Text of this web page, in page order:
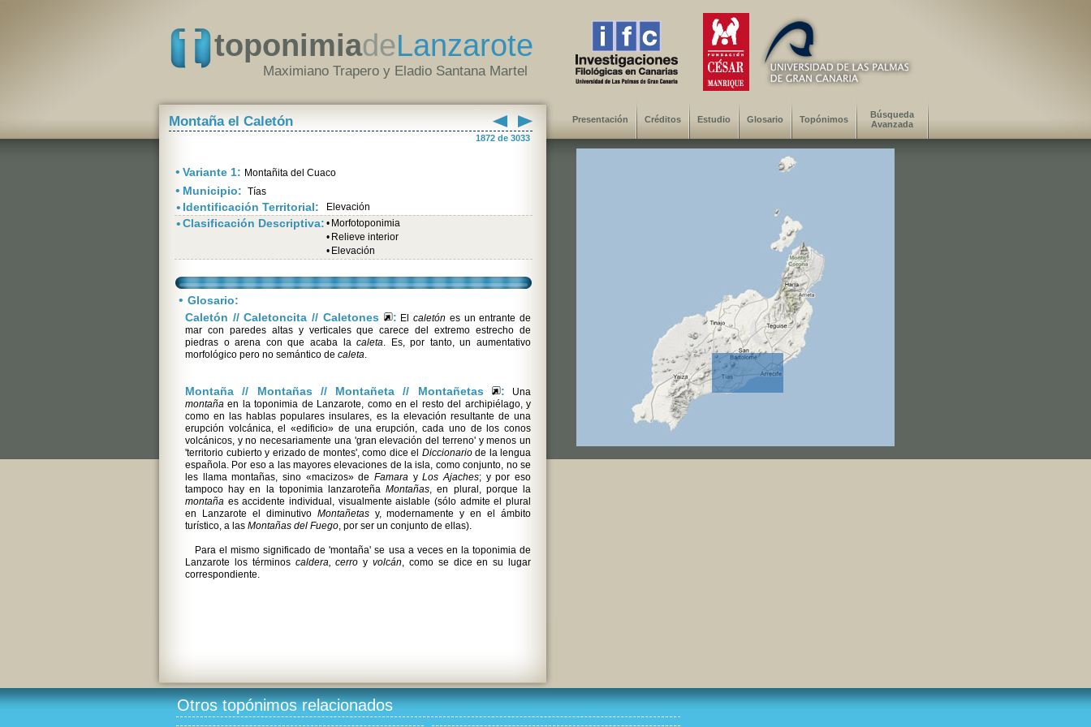
toponimiadeLanzarote
Maximiano Trapero y Eladio Santana Martel
Montaña el Caletón
1872 de 3033
• Variante 1: Montañita del Cuaco
• Municipio: Tías
• Identificación Territorial: Elevación
•Clasificación Descriptiva: • Morfotoponimia
• Relieve interior
• Elevación
• Glosario:
Caletón // Caletoncita // Caletones
: Elcaletón es un entrante de
mar con paredes altas y verticales que carece del extremo estrecho de
piedras o arena con que acaba lacaleta. Es, por tanto, un aumentativo
morfológico pero no semántico de caleta.
Montaña // Montañas // Montañeta // Montañetas : Una
montaña en la toponimia de Lanzarote, como en el resto del archipiélago, y
como en las hablas populares insulares, es la elevación resultante de una
erupción volcánica, el «edificio» de una erupción, cada uno de los conos
volcánicos, y no necesariamente una 'gran elevación del terreno' y menos un
'territorio cubierto y erizado de montes', como dice el Diccionariode la lengua
española. Por eso a las mayores elevaciones de la isla, como conjunto, no se
les llama montañas, sino «macizos» de Famara yLos Ajaches; y por eso
tampoco hay en la toponimia lanzaroteñaMontañas, en plural, porque la
montaña es accidente individual, visualmente aislable (sólo admite el plural
en Lanzarote el diminutivo Montañetasy, modernamente y en el ámbito
turístico, a las Montañas del Fuego, por ser un conjunto de ellas).
Para el mismo significado de 'montaña' se usa a veces en la toponimia de
Lanzarote los términos caldera, cerro yvolcán, como se dice en su lugar
correspondiente.
Presentación Créditos Estudio Glosario Topónimos
Búsqueda
Avanzada
Otros topónimos relacionados